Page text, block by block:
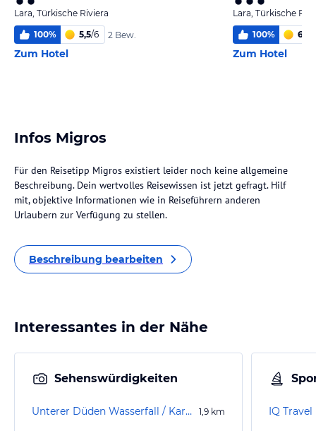
Lara, Türkische Riviera
100% 5,5/6 2 Bew.
Zum Hotel
Lara, Türkische
100% 6
Zum Hotel
Infos Migros
Für den Reisetipp Migros existiert leider noch keine allgemeine
Beschreibung. Dein wertvolles Reisewissen ist jetzt gefragt. Hilf
mit, objektive Informationen wie in Reiseführern anderen
Urlaubern zur Verfügung zu stellen.
Beschreibung bearbeiten
Interessantes in der Nähe
Sehenswürdigkeiten
Unterer Düden Wasserfall / Karpuzkaldiran Şelalesi 1,9 km IQ Travel